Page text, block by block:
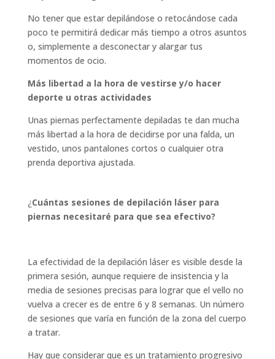
No tener que estar depilándose o retocándose cada
poco te permitirá dedicar más tiempo a otros asuntos
o, simplemente a desconectar y alargar tus
momentos de ocio.
Más libertad a la hora de vestirse y/o hacer
deporte u otras actividades
Unas piernas perfectamente depiladas te dan mucha
más libertad a la hora de decidirse por una falda, un
vestido, unos pantalones cortos o cualquier otra
prenda deportiva ajustada.
¿Cuántas sesiones de depilación láser para
piernas necesitaré para que sea efectivo?
La efectividad de la depilación láser es visible desde la
primera sesión, aunque requiere de insistencia y la
media de sesiones precisas para lograr que el vello no
vuelva a crecer es de entre 6 y 8 semanas. Un número
de sesiones que varía en función de la zona del cuerpo
a tratar.
Hay que considerar que es un tratamiento progresivo